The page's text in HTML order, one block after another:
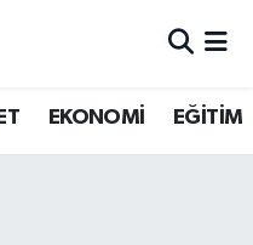
EKONOMİ EĞİTİM
Fikstür